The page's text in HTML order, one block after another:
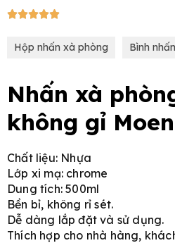
5/5
Hộp nhấn xà phòng Bình
Nhấn xà
không gỉ
Chất liệu: Nhựa
Lớp xi mạ: chrome
Dung tích: 500ml
Bền bỉ, không rỉ sét.
Dễ dàng lắp đặt và sử dụng.
Thích hợp cho nhà hàng,